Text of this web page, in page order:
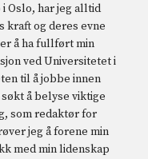
Oslo, har jeg alltid
kraft og deres evne
å ha fullført min
ved Universitetet i
til å jobbe innen
å belyse viktige
som redaktør for
jeg å forene min
med min lidenskap